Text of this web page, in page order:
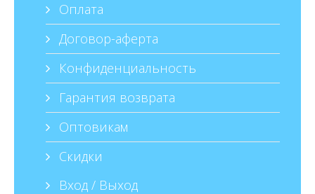
Оплата
Договор-аферта
Конфиденциальность
Гарантия возврата
Оптовикам
Скидки
Вход / Выход